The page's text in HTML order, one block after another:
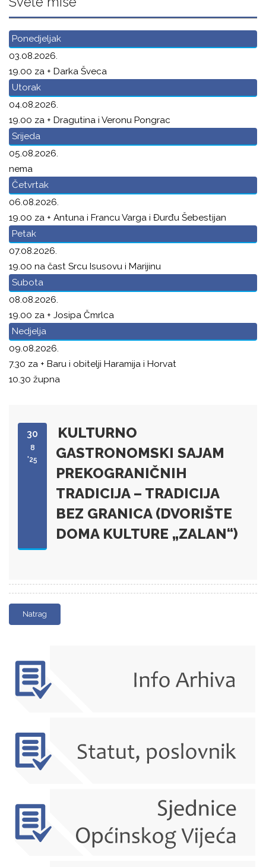
Ponedjeljak
03.08.2026.
19.00 za + Darka Šveca
Utorak
04.08.2026.
19.00 za + Dragutina i Veronu Pongrac
Srijeda
05.08.2026.
nema
Četvrtak
06.08.2026.
19.00 za + Antuna i Francu Varga i Đurđu Šebestijan
Petak
07.08.2026.
19.00 na čast Srcu Isusovu i Marijinu
Subota
08.08.2026.
19.00 za + Josipa Čmrlca
Nedjelja
09.08.2026.
7.30 za + Baru i obitelji Haramija i Horvat
10.30 župna
30
8
'25
KULTURNO
GASTRONOMSKI SAJAM
PREKOGRANIČNIH
TRADICIJA – TRADICIJA
BEZ GRANICA (DVORIŠTE
DOMA KULTURE „ZALAN“)
Natrag